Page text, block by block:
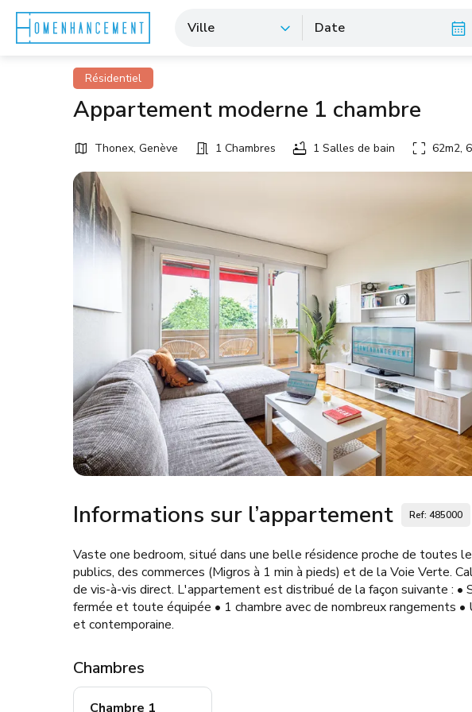
Ville Date
Résidentiel
Appartement moderne 1 chambre
Thonex, Genève 1 Chambres 1 Salles de bain 62m2,
Informations sur l’appartement Ref: 485000
Vaste one bedroom, situé dans une belle résidence proche de toutes
publics, des commerces (Migros à 1 min à pieds) et de la Voie Verte.
de vis-à-vis direct. L'appartement est distribué de la façon suivante : •
fermée et toute équipée • 1 chambre avec de nombreux rangements •
et contemporaine.
Chambres
Chambre 1